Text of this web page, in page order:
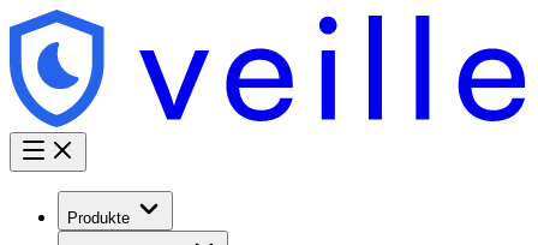
Produkte